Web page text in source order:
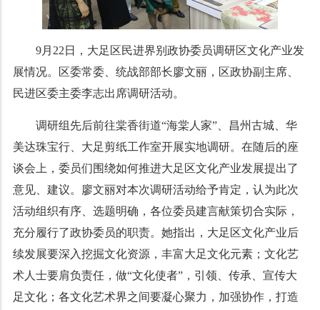
9月22日，大足区民进界别政协委员调研区文化产业发
展情况。区委常委、统战部部长廖文丽，区政协副主席、
民进区委主委李志出席调研活动。
调研组先后前往棠香街道“海棠人家”、昌州古城、华
美达珠宝行、大足剪纸工作室开展实地调研。在随后的座
谈会上，委员们围绕如何推进大足区文化产业发展提出了
意见、建议。廖文丽对本次调研活动给予肯定，认为此次
活动组织有序、选题明确，各位委员建言献策切合实际，
充分履行了政协委员的职责。她指出，大足区文化产业后
续发展要深入挖掘文化资源，丰富大足文化元素；文化艺
术人士要肩负责任，做“文化使者”，引领、传承、宣传大
足文化；各文化艺术界之间要凝心聚力，加强协作，打造